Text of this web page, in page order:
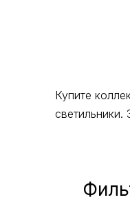
Купите
светильники.